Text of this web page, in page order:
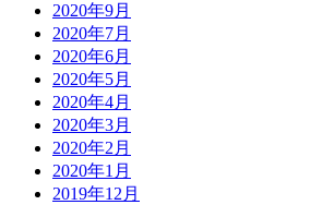
2020年9月
2020年7月
2020年6月
2020年5月
2020年4月
2020年3月
2020年2月
2020年1月
2019年12月